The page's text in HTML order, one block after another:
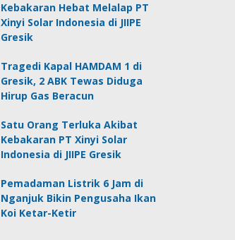
Kebakaran Hebat Melalap PT
Xinyi Solar Indonesia di JIIPE
Gresik
Tragedi Kapal HAMDAM 1 di
Gresik, 2 ABK Tewas Diduga
Hirup Gas Beracun
Satu Orang Terluka Akibat
Kebakaran PT Xinyi Solar
Indonesia di JIIPE Gresik
Pemadaman Listrik 6 Jam di
Nganjuk Bikin Pengusaha Ikan
Koi Ketar-Ketir